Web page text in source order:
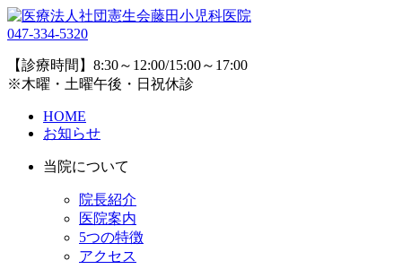
047-334-5320
【診療時間】8:30～12:00/15:00～17:00
※木曜・土曜午後・日祝休診
HOME
お知らせ
当院について
院長紹介
医院案内
5つの特徴
アクセス